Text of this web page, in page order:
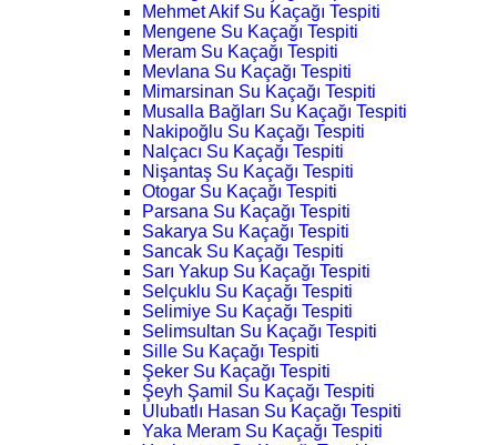
Mehmet Akif Su Kaçağı Tespiti
Mengene Su Kaçağı Tespiti
Meram Su Kaçağı Tespiti
Mevlana Su Kaçağı Tespiti
Mimarsinan Su Kaçağı Tespiti
Musalla Bağları Su Kaçağı Tespiti
Nakipoğlu Su Kaçağı Tespiti
Nalçacı Su Kaçağı Tespiti
Nişantaş Su Kaçağı Tespiti
Otogar Su Kaçağı Tespiti
Parsana Su Kaçağı Tespiti
Sakarya Su Kaçağı Tespiti
Sancak Su Kaçağı Tespiti
Sarı Yakup Su Kaçağı Tespiti
Selçuklu Su Kaçağı Tespiti
Selimiye Su Kaçağı Tespiti
Selimsultan Su Kaçağı Tespiti
Sille Su Kaçağı Tespiti
Şeker Su Kaçağı Tespiti
Şeyh Şamil Su Kaçağı Tespiti
Ulubatlı Hasan Su Kaçağı Tespiti
Yaka Meram Su Kaçağı Tespiti